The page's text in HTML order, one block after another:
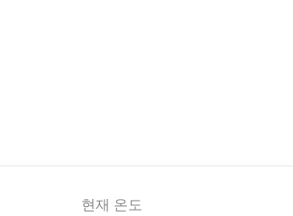
현재 온도